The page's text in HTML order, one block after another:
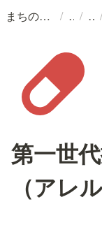
まちのくすりばこ / / /
第一世
（アレ